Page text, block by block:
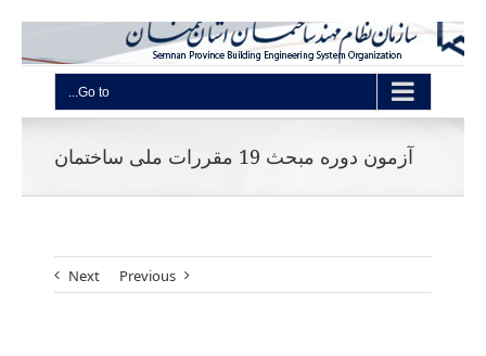
Go to...
آزمون دوره مبحث 19 مقررات ملی ساختمان
Previous
Next